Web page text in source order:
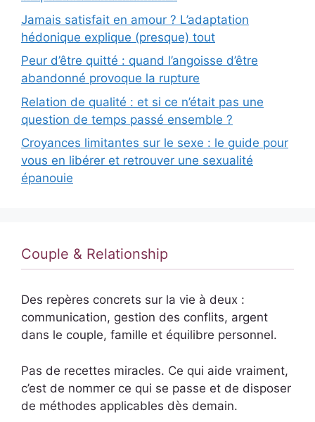
Jamais satisfait en amour ? L’adaptation
hédonique explique (presque) tout
Peur d’être quitté : quand l’angoisse d’être
abandonné provoque la rupture
Relation de qualité : et si ce n’était pas une
question de temps passé ensemble ?
Croyances limitantes sur le sexe : le guide pour
vous en libérer et retrouver une sexualité
épanouie
Couple & Relationship
Des repères concrets sur la vie à deux :
communication, gestion des conflits, argent
dans le couple, famille et équilibre personnel.
Pas de recettes miracles. Ce qui aide vraiment,
c’est de nommer ce qui se passe et de disposer
de méthodes applicables dès demain.